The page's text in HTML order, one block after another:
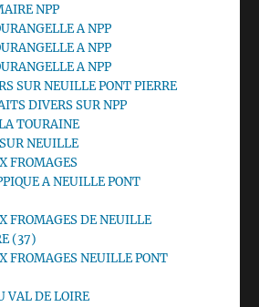
NPP
A NPP
A NPP
A NPP
SUR NEUILLE PONT PIERRE
DIVERS SUR NPP
TOURAINE
NEUILLE
FROMAGES
A NEUILLE PONT
FROMAGES DE NEUILLE
(37)
FROMAGES NEUILLE PONT
VAL DE LOIRE